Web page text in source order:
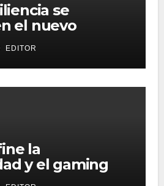
se
el nuevo
proteger a las
frente al
EDITOR
la
y el gaming
Duo